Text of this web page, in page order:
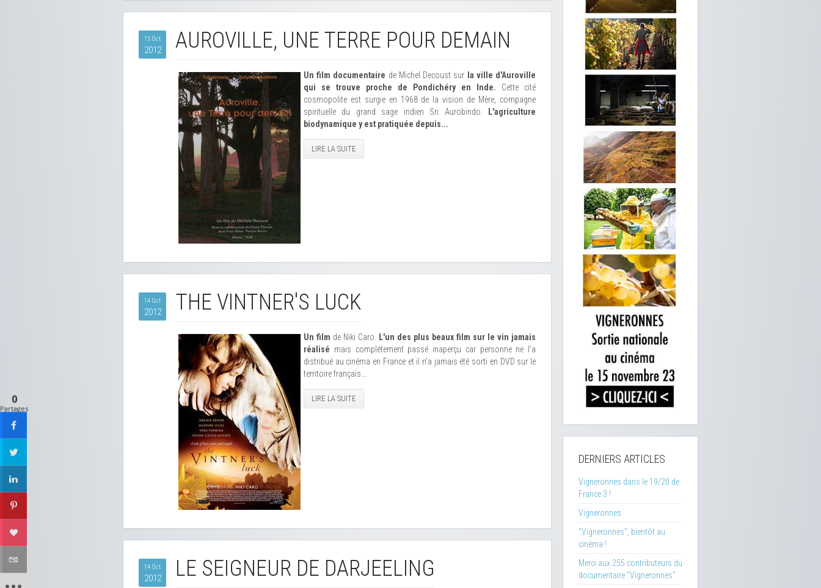
15 Oct
2012 AUROVILLE, UNE TERRE POUR DEMAIN
Un film documentaire de Michel Decoust sur la ville d'Auroville
qui se trouve proche de Pondichéry en Inde. Cette cité
cosmopolite est surgie en 1968 de la vision de Mère, compagne
spirituelle du grand sage indien Sri Aurobindo.
L'agriculture
biodynamique y est pratiquée depuis...
LIRE LA SUITE
14 Oct
2012 THE VINTNER'S LUCK
Un film de Niki Caro.
L'un des plus beaux film sur le vin jamais
réalisé mais complétement passé inaperçu car personne ne l'a
distribué au cinéma en France et il n'a jamais été sorti en DVD sur le
territoire français...
LIRE LA SUITE
14 Oct
2012 LE SEIGNEUR DE DARJEELING
DERNIERS ARTICLES
Vigneronnes dans le 19/20 de
France 3 !
Vigneronnes
"Vigneronnes", bientôt au
cinéma !
Merci aux 255 contributeurs du
documentaire "Vigneronnes"
0
Partages